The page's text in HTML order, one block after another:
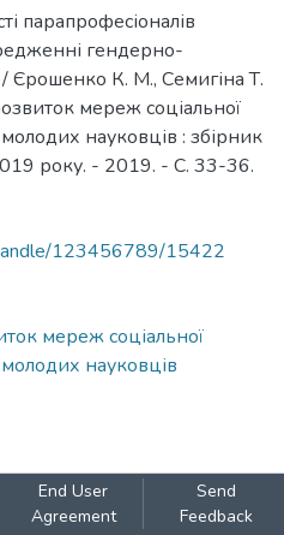
парапрофесіоналів
гендерно-
Єрошенко К. М., Семигіна Т.
мереж соціальної
науковців : збірник
року. - 2019. - С. 33-36.
123456789/15422
мереж соціальної
науковців
End User
Agreement
Send
Feedback